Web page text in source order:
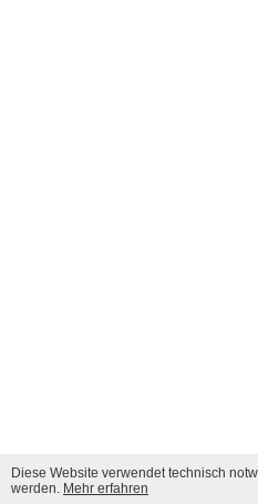
Diese Website verwendet technisch
werden. Mehr erfahren